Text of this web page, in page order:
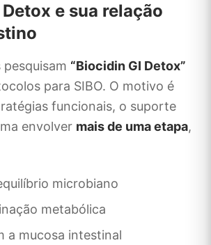
e sua relação
pesquisam “Biocidin GI Detox”
para SIBO. O motivo é
funcionais, o suporte
envolver mais de uma etapa,
microbiano
metabólica
a mucosa intestinal